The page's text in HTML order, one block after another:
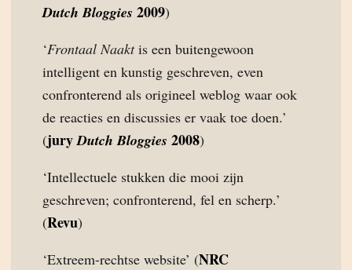
Dutch Bloggies 2009)
‘Frontaal Naaktis een buitengewoon
intelligent en kunstig geschreven, even
confronterend als origineel weblog waar ook
de reacties en discussies er vaak toe doen.’
(juryDutch Bloggies 2008)
‘Intellectuele stukken die mooi zijn
geschreven; confronterend, fel en scherp.’
(Revu)
‘Extreem-rechtse website’ (NRC